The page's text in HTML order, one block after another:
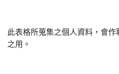
此表格所蒐集之個人資料，會
之用。